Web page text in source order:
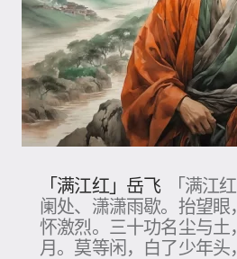
「满江红」岳飞
「满江
阑处、潇潇雨歇。抬望眼
怀激烈。三十功名尘与土
月。莫等闲，白了少年头